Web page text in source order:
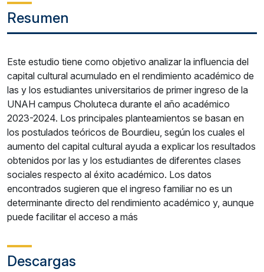
Resumen
Este estudio tiene como objetivo analizar la influencia del
capital cultural acumulado en el rendimiento académico de
las y los estudiantes universitarios de primer ingreso de la
UNAH campus Choluteca durante el año académico
2023-2024. Los principales planteamientos se basan en
los postulados teóricos de Bourdieu, según los cuales el
aumento del capital cultural ayuda a explicar los resultados
obtenidos por las y los estudiantes de diferentes clases
sociales respecto al éxito académico. Los datos
encontrados sugieren que el ingreso familiar no es un
determinante directo del rendimiento académico y, aunque
puede facilitar el acceso a más
Descargas